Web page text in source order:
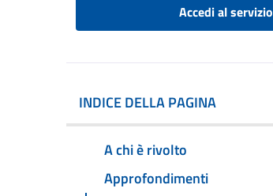
Accedi al servizio
INDICE DELLA PAGINA
A chi è rivolto
Approfondimenti